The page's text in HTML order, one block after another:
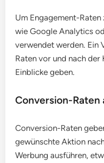
Um Engagement-Raten
wie Google Analytics
verwendet werden. Ein
Raten vor und nach
Einblicke geben.
Conversion-Raten
Conversion-Raten
gewünschte Aktion
Werbung ausführen,